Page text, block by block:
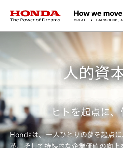
HONDA The Power of
人的資
ヒトを起点に
Hondaは、一人ひとりの夢を起点
革、そして持続的な企業価値の向上